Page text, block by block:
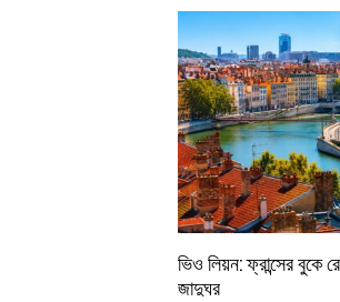
ভিও লিয়ন: ফ্রান্সের বুকে
জাদুঘর